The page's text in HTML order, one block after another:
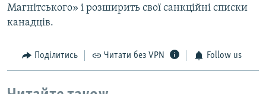
Магнітського» і розширить свої санкційні списки
канадців.
Поділитись Читати без VPN Follow us